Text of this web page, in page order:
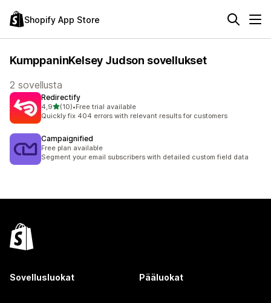
Shopify App Store
KumppaninKelsey Judson sovellukset
2 sovellusta
Redirectify
4,9/ 5 tähteä
(10)
10 arvostelua yhteensä
•Free trial available
Quickly fix 404 errors with relevant results for customers
Campaignified
Free plan available
Segment your email subscribers with detailed custom field data
Sovellusluokat Pääluokat